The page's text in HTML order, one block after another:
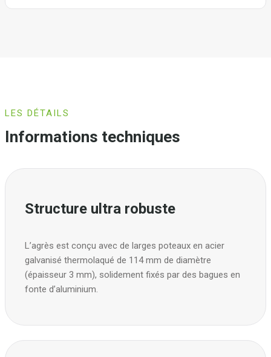
LES DÉTAILS
Informations techniques
Structure ultra robuste
L’agrès est conçu avec de larges poteaux en acier
galvanisé thermolaqué de 114 mm de diamètre
(épaisseur 3 mm), solidement fixés par des bagues en
fonte d’aluminium.